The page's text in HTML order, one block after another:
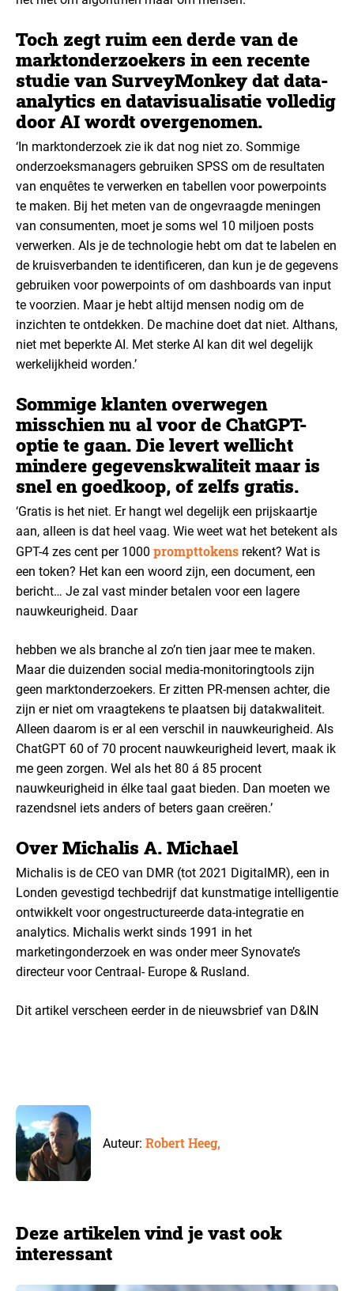
Toch zegt ruim een derde van de
marktonderzoekers in een recente
studie van SurveyMonkey dat data-
analytics en datavisualisatie volledig
door AI wordt overgenomen.
‘In marktonderzoek zie ik dat nog niet zo. Sommige
onderzoeksmanagers gebruiken SPSS om de resultaten
van enquêtes te verwerken en tabellen voor powerpoints
te maken. Bij het meten van de ongevraagde meningen
van consumenten, moet je soms wel 10 miljoen posts
verwerken. Als je de technologie hebt om dat te labelen en
de kruisverbanden te identificeren, dan kun je de gegevens
gebruiken voor powerpoints of om dashboards van input
te voorzien. Maar je hebt altijd mensen nodig om de
inzichten te ontdekken. De machine doet dat niet. Althans,
niet met beperkte AI. Met sterke AI kan dit wel degelijk
werkelijkheid worden.’
Sommige klanten overwegen
misschien nu al voor de ChatGPT-
optie te gaan. Die levert wellicht
mindere gegevenskwaliteit maar is
snel en goedkoop, of zelfs gratis.
‘Gratis is het niet. Er hangt wel degelijk een prijskaartje
aan, alleen is dat heel vaag. Wie weet wat het betekent als
GPT-4 zes cent per 1000 prompttokens rekent? Wat is
een token? Het kan een woord zijn, een document, een
bericht… Je zal vast minder betalen voor een lagere
nauwkeurigheid. Daar
hebben we als branche al zo’n tien jaar mee te maken.
Maar die duizenden social media-monitoringtools zijn
geen marktonderzoekers. Er zitten PR-mensen achter, die
zijn er niet om vraagtekens te plaatsen bij datakwaliteit.
Alleen daarom is er al een verschil in nauwkeurigheid. Als
ChatGPT 60 of 70 procent nauwkeurigheid levert, maak ik
me geen zorgen. Wel als het 80 á 85 procent
nauwkeurigheid in élke taal gaat bieden. Dan moeten we
razendsnel iets anders of beters gaan creëren.’
Over Michalis A. Michael
Michalis is de CEO van DMR (tot 2021 DigitalMR), een in
Londen gevestigd techbedrijf dat kunstmatige intelligentie
ontwikkelt voor ongestructureerde data-integratie en
analytics. Michalis werkt sinds 1991 in het
marketingonderzoek en was onder meer Synovate’s
directeur voor Centraal- Europe & Rusland.
Dit artikel verscheen eerder in de nieuwsbrief van D&IN
Auteur:Robert Heeg,
Deze artikelen vind je vast ook
interessant